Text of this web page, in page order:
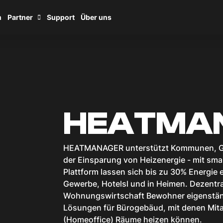
Partner Support Über uns
HEATMANAGER unterstützt
der Einsparung von Heizenergie - mit
Plattform lassen sich bis zu 30%
Gewerbe, Hotelsl und in Heimen.
Wohnungswirtschaft Bewohner
Lösungen für Bürogebäud, mit denen
(Homeoffice) Räume heizen können.